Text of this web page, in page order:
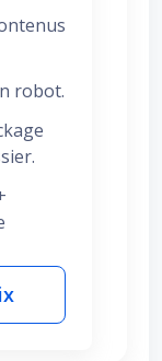
robot.